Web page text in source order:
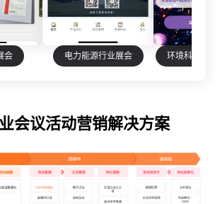
会 电力能源行业展会 环境科学治理
会议活动营销解决方案